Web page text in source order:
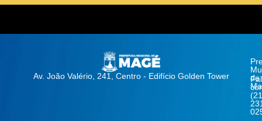
Av. João Valério, 241, Centro - Edifício Golden Tower
de